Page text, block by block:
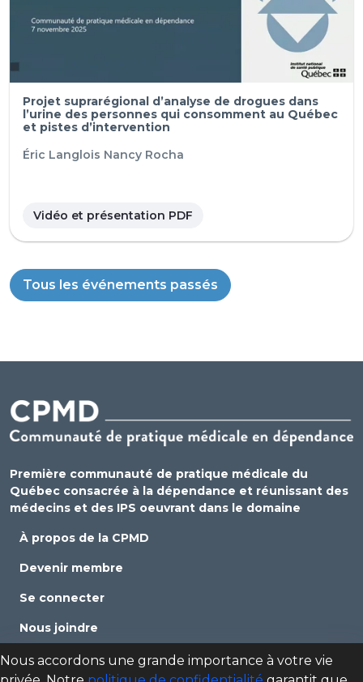
Projet suprarégional d’analyse de drogues dans
l’urine des personnes qui consomment au Québec
et pistes d’intervention
Éric Langlois Nancy Rocha
Vidéo et présentation PDF
Tous les événements passés
Première communauté de pratique médicale du
Québec consacrée à la dépendance et réunissant des
médecins et des IPS oeuvrant dans le domaine
À propos de la CPMD
Devenir membre
Se connecter
Nous joindre
Politique de confidentialité
Nous accordons une grande importance à votre vie